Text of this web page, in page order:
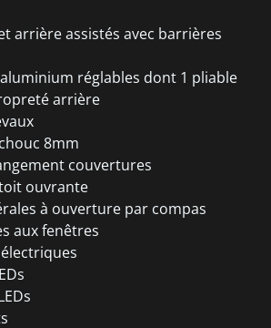
arrière assistés avec barrières
réglables dont 1 pliable
arrière
8mm
couvertures
ouvrante
à ouverture par compas
aux fenêtres